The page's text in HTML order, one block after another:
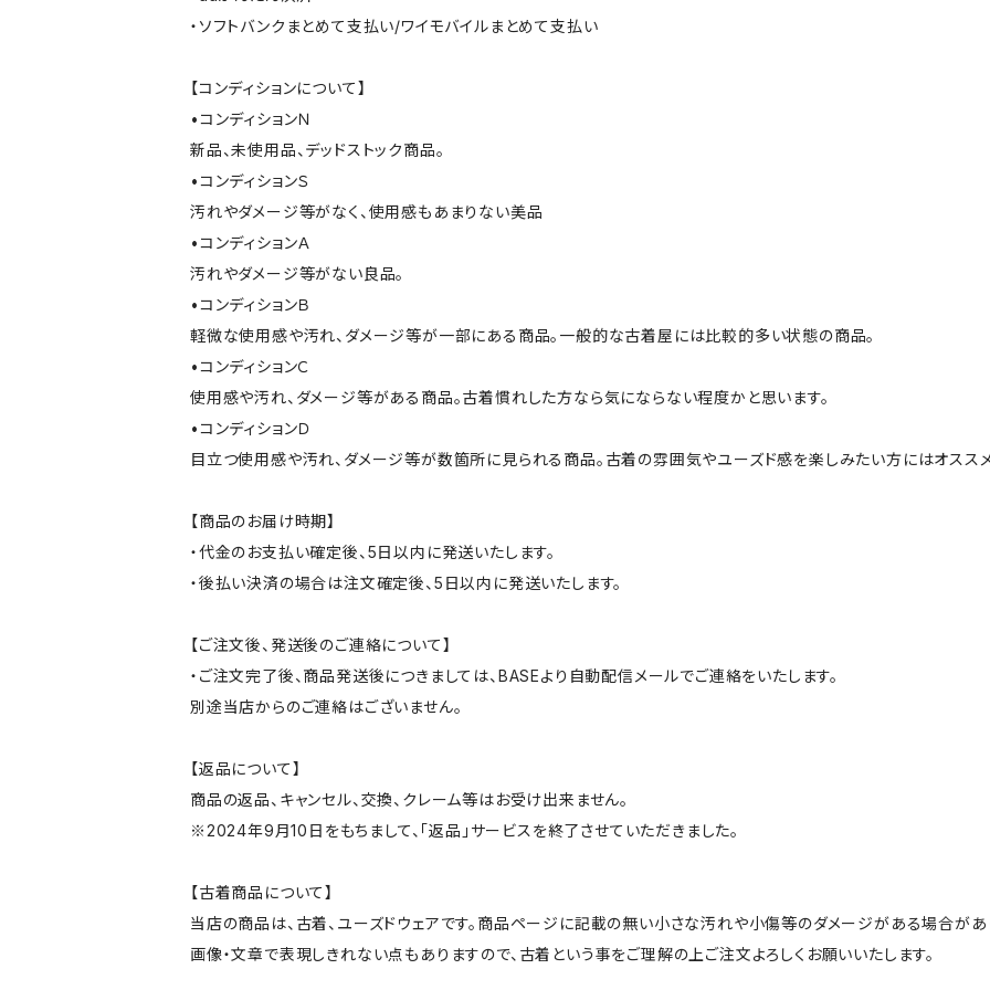
・ソフトバンクまとめて支払い/ワイモバイルまとめて支払い
【コンディションについて】
•コンディションＮ
新品、未使用品、デッドストック商品。
•コンディションＳ
汚れやダメージ等がなく、使用感もあまりない美品
•コンディションＡ
汚れやダメージ等がない良品。
•コンディションＢ
軽微な使用感や汚れ、ダメージ等が一部にある商品。一般的な古着屋には比較的多い状態の商品。
•コンディションＣ
使用感や汚れ、ダメージ等がある商品。古着慣れした方なら気にならない程度かと思います。
•コンディションＤ
目立つ使用感や汚れ、ダメージ等が数箇所に見られる商品。古着の雰囲気やユーズド感を楽しみたい方にはオスス
【商品のお届け時期】
・代金のお支払い確定後、5日以内に発送いたします。
・後払い決済の場合は注文確定後、5日以内に発送いたします。
【ご注文後、発送後のご連絡について】
・ご注文完了後、商品発送後につきましては、BASEより自動配信メールでご連絡をいたします。
別途当店からのご連絡はございません。
【返品について】
商品の返品、キャンセル、交換、クレーム等はお受け出来ません。
※2024年9月10日をもちまして、「返品」サービスを終了させていただきました。
【古着商品について】
当店の商品は、古着、ユーズドウェアです。商品ページに記載の無い小さな汚れや小傷等のダメージがある場合があ
画像・文章で表現しきれない点もありますので、古着という事をご理解の上ご注文よろしくお願いいたします。